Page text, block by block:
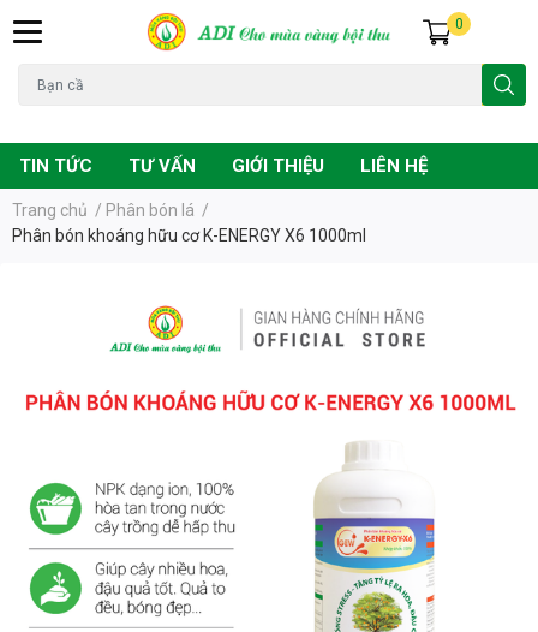
0
TIN TỨC TƯ VẤN GIỚI THIỆU LIÊN HỆ
Trang chủ / Phân bón lá /
Phân bón khoáng hữu cơ K-ENERGY X6 1000ml